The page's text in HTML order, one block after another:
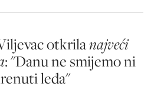
otkrilanajveći
: "Danu ne smijemo ni
leđa"